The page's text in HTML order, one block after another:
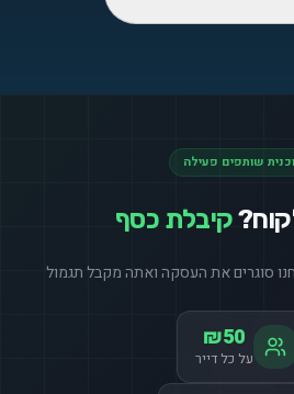
שותפים פעילה
קיבלת כסף
סוגרים את העסקה ואתה מקבל תגמול
₪50
על כל דייר